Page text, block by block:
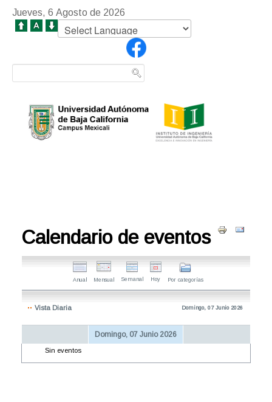
Jueves, 6 Agosto de 2026
Calendario de eventos
Anual Mensual Semanal Hoy Por categorías
Vista Diaria Domingo, 07 Junio 2026
Domingo, 07 Junio 2026
Sin eventos